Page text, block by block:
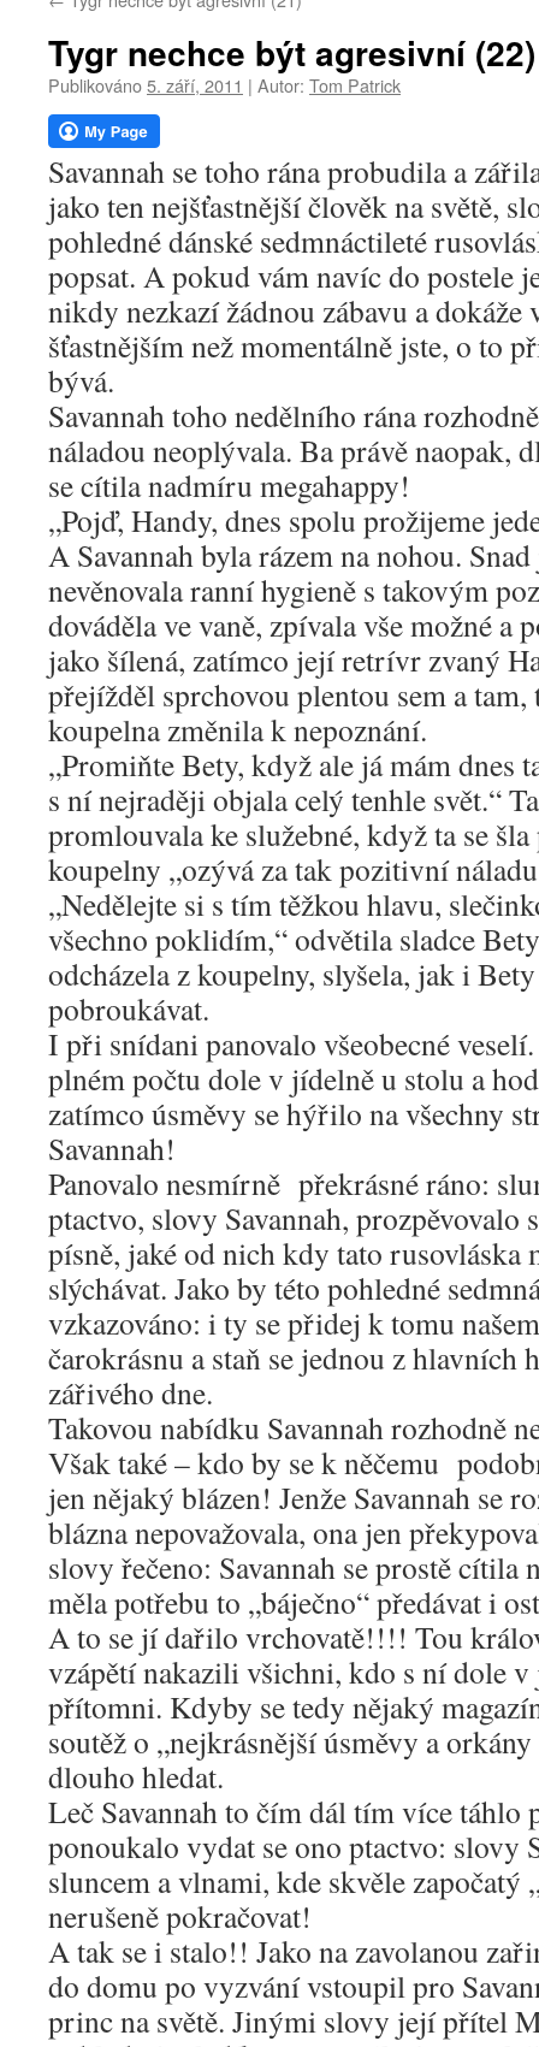
webu
Tygr nechce být agresivní (22)
Publikováno5. září, 2011 | Autor: Tom Patrick
Savannah se toho rána probudila a
jako ten nejšťastnější člověk na světě,
pohledné dánské sedmnáctileté
popsat. A pokud vám navíc do postele
nikdy nezkazí žádnou zábavu a dokáže
šťastnějším než momentálně jste, o to
bývá.
Savannah toho nedělního rána
náladou neoplývala. Ba právě naopak,
se cítila nadmíru megahappy!
„Pojď, Handy, dnes spolu prožijeme
A Savannah byla rázem na nohou.
nevěnovala ranní hygieně s takovým
dováděla ve vaně, zpívala vše možné a
jako šílená, zatímco její retrívr zvaný
přejížděl sprchovou plentou sem a tam,
koupelna změnila k nepoznání.
„Promiňte Bety, když ale já mám dnes
s ní nejraději objala celý tenhle svět.“
promlouvala ke služebné, když ta se
koupelny „ozývá za tak pozitivní
„Nedělejte si s tím těžkou hlavu,
všechno poklidím,“ odvětila sladce
odcházela z koupelny, slyšela, jak i
pobroukávat.
I při snídani panovalo všeobecné
plném počtu dole v jídelně u stolu a
zatímco úsměvy se hýřilo na všechny
Savannah!
Panovalo nesmírně překrásné ráno:
ptactvo, slovy Savannah, prozpěvovalo
písně, jaké od nich kdy tato rusovláska
slýchávat. Jako by této pohledné
vzkazováno: i ty se přidej k tomu
čarokrásnu a staň se jednou z hlavních
zářivého dne.
Takovou nabídku Savannah rozhodně
Však také – kdo by se k něčemu
jen nějaký blázen! Jenže Savannah se
blázna nepovažovala, ona jen
slovy řečeno: Savannah se prostě cítila
měla potřebu to „báječno“ předávat i
A to se jí dařilo vrchovatě!!!! Tou
vzápětí nakazili všichni, kdo s ní dole
přítomni. Kdyby se tedy nějaký
soutěž o „nejkrásnější úsměvy a
dlouho hledat.
Leč Savannah to čím dál tím více táhlo
ponoukalo vydat se ono ptactvo: slovy
sluncem a vlnami, kde skvěle započatý
nerušeně pokračovat!
A tak se i stalo!! Jako na zavolanou
do domu po vyzvání vstoupil pro
princ na světě. Jinými slovy její přítel